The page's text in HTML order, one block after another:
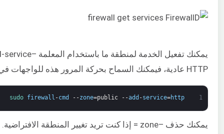
HTTP عادية، فيمكنك السماح بحركة المرور هذه للواجهات في المنطقة “public” الخاصة بنا لهذه الجلسة عن طريق إدخال:
1
sudo firewall -cmd --zone=public --add -service=http
يمكنك حذف –zone = إذا كنت تريد تغيير المنطقة الافتراضية. يمكنك التحقق من نجاح العملية باستخدام العمليتين –list-all أو –list-services: